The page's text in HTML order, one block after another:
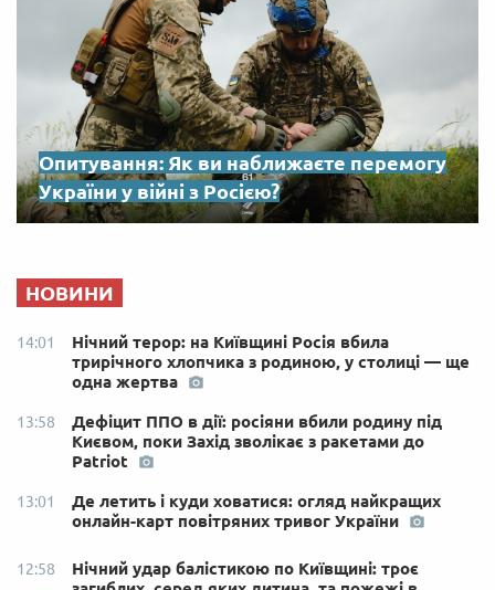
Опитування: Як ви наближаєте перемогу
України у війні з Росією?
НОВИНИ
14:01
Нічний терор: на Київщині Росія вбила
трирічного хлопчика з родиною, у столиці — ще
одна жертва
13:58
Дефіцит ППО в дії: росіяни вбили родину під
Києвом, поки Захід зволікає з ракетами до
Patriot
13:01
Де летить і куди ховатися: огляд найкращих
онлайн-карт повітряних тривог України
12:58
Нічний удар балістикою по Київщині: троє